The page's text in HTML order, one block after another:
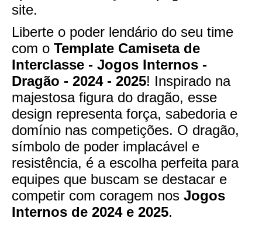
site.
Liberte o poder lendário do seu time
com o Template Camiseta de
Interclasse - Jogos Internos -
Dragão - 2024 - 2025! Inspirado na
majestosa figura do dragão, esse
design representa força, sabedoria e
domínio nas competições. O dragão,
símbolo de poder implacável e
resistência, é a escolha perfeita para
equipes que buscam se destacar e
competir com coragem nos Jogos
Internos de 2024 e 2025.